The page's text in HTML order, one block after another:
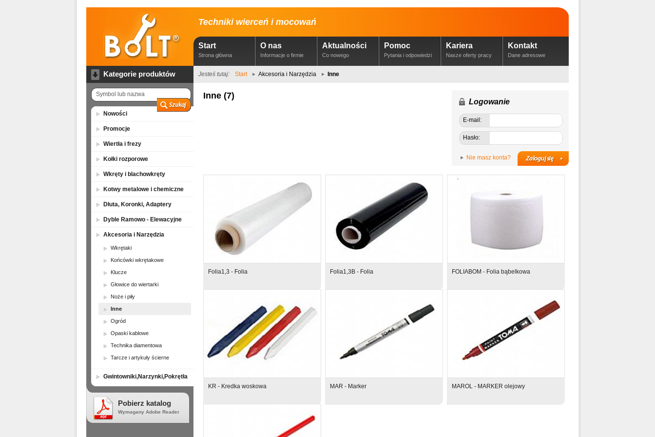
Techniki wierceń i mocowań
Start
Strona główna
O nas
Informacje o firmie
Aktualności
Co nowego
Pomoc
Pytania i odpowiedzi
Kariera
Nasze oferty pracy
Kontakt
Dane adresowe
Kategorie produktów
Nowości
Promocje
Wiertła i frezy
Kołki rozporowe
Wkręty i blachowkręty
Kotwy metalowe i chemiczne
Dłuta, Koronki, Adaptery
Dyble Ramowo - Elewacyjne
Akcesoria i Narzędzia
Wkrętaki
Końcówki wkrętakowe
Klucze
Głowice do wiertarki
Noże i piły
Inne
Ogród
Opaski kablowe
Technika diamentowa
Tarcze i artykuły ścierne
Gwintowniki,Narzynki,Pokrętła
Pobierz katalog
Wymagany Adobe Reader
Jesteś tutaj: Start Akcesoria i Narzędzia Inne
Inne (7)
Logowanie
E-mail:
Hasło:
Nie masz konta?
Folia1,3 - Folia Folia1,3B - Folia FOLIABOM - Folia bąbelkowa
KR - Kredka woskowa MAR - Marker MAROL - MARKER olejowy